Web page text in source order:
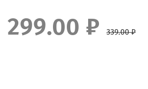
299.00 ₽ 339.00 ₽